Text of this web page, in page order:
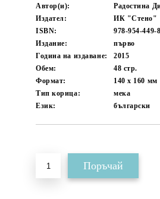
Автор(и):
Радостина
Издател:
ИК "Стено"
ISBN:
978-954-449-
Издание:
първо
Година на издаване:
2015
Обем:
48 стр.
Формат:
140 x 160 мм
Тип корица:
мека
Език:
български